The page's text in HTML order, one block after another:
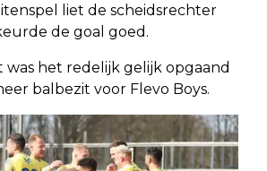
liet de scheidsrechter
de goal goed.
was het redelijk gelijk opgaand
balbezit voor Flevo Boys.